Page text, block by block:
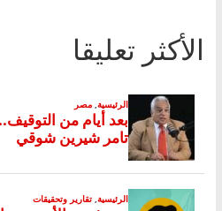
الأكثر تعليقا